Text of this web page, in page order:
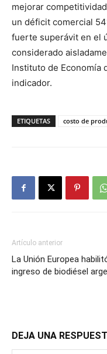
mejorar
un déficit comercial
fuerte superávit en el
considerado
Instituto de Economía
indicador.
ETIQUETAS costo de
Artículo anterior
La Unión Europea
ingreso de biodiésel
DEJA UNA